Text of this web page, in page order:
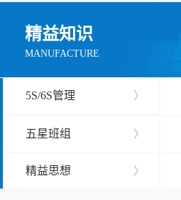
精益知识
MANUFACTURE
5S/6S管理 〉
五星班组 〉
精益思想 〉